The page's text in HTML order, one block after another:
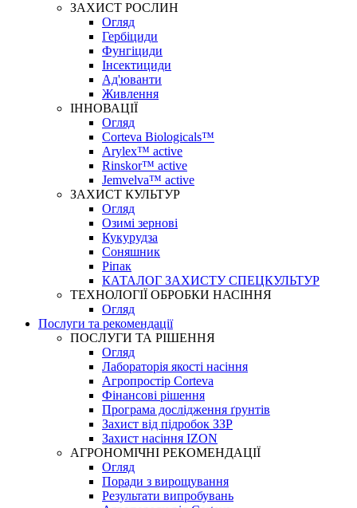
ЗАХИСТ РОСЛИН
Огляд
Гербіциди
Фунгіциди
Інсектициди
Ад'юванти
Живлення
ІННОВАЦІЇ
Огляд
Corteva Biologicals™
Arylex™ active
Rinskor™ active
Jemvelva™ active
ЗАХИСТ КУЛЬТУР
Огляд
Озимі зернові
Кукурудза
Соняшник
Ріпак
КАТАЛОГ ЗАХИСТУ СПЕЦКУЛЬТУР
ТЕХНОЛОГІЇ ОБРОБКИ НАСІННЯ
Огляд
Послуги та рекомендації
ПОСЛУГИ ТА РІШЕННЯ
Огляд
Лабораторія якості насіння
Агропростір Corteva
Фінансові рішення
Програма дослідження ґрунтів
Захист від підробок ЗЗР
Захист насіння IZON
АГРОНОМІЧНІ РЕКОМЕНДАЦІЇ
Огляд
Поради з вирощування
Результати випробувань